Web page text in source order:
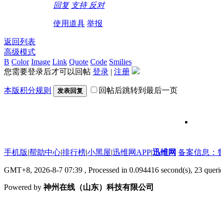
回复 支持 反对
使用道具 举报
返回列表
高级模式
B Color Image Link Quote Code Smilies
您需要登录后才可以回帖 登录 | 注册
本版积分规则 发表回复 回帖后跳转到最后一页
手机版|帮助中心|排行榜|小黑屋|迅维网APP|迅维网 备案信息：
GMT+8, 2026-8-7 07:39 , Processed in 0.094416 second(s), 23
Powered by神州在线（山东）科技有限公司